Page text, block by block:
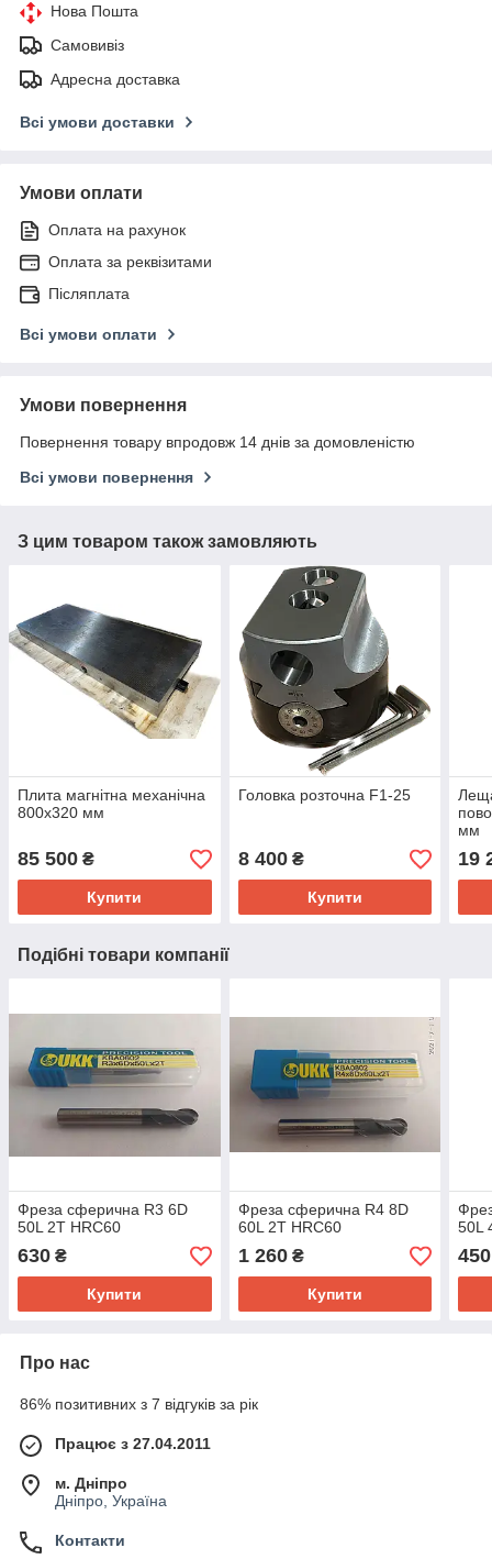
Нова Пошта
Самовивіз
Адресна доставка
Всі умови доставки
Умови оплати
Оплата на рахунок
Оплата за реквізитами
Післяплата
Всі умови оплати
Умови повернення
Повернення товару впродовж 14 днів за домовленістю
Всі умови повернення
З цим товаром також замовляють
Плита магнітна механічна
800х320 мм
85 500 ₴
Купити
Головка розточна F1-25
8 400₴
Купити
мм
19
Подібні товари компанії
Фреза сферична R3 6D
50L 2T HRC60
630 ₴
Купити
Фреза сферична R4 8D
60L 2T HRC60
1 260₴
Купити
50L
450
Про нас
86% позитивних з 7 відгуків за рік
Працює з 27.04.2011
м. Дніпро
Дніпро, Україна
Контакти